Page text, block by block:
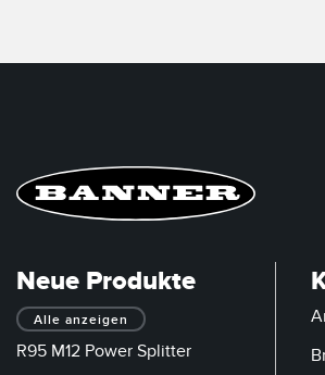
Neue Produkte
Alle anzeigen
R95 M12 Power Splitter